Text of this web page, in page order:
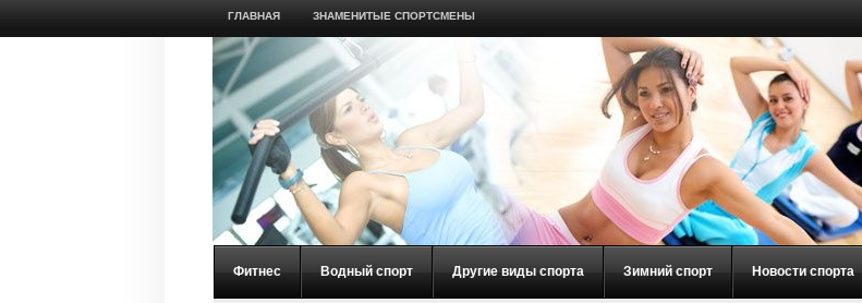
ГЛАВНАЯ ЗНАМЕНИТЫЕ СПОРТСМЕНЫ
Фитнес Водный спорт Другие виды спорта Зимний спорт Новости спорта